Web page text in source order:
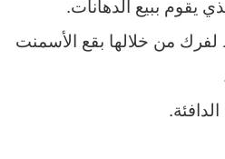
من خلالها بقع الأسمنت